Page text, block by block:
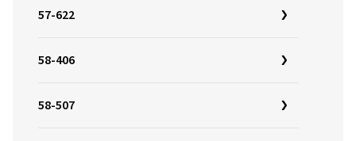
57-622
58-406
58-507